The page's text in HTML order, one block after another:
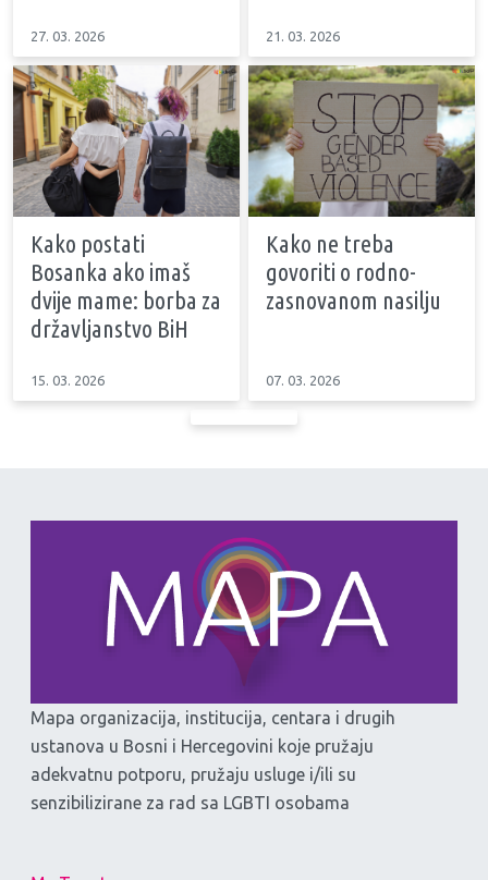
27. 03. 2026 21. 03. 2026
Kako postati
Bosanka ako imaš
dvije mame: borba za
državljanstvo BiH
15. 03. 2026
Kako ne treba
govoriti o rodno-
zasnovanom nasilju
07. 03. 2026
Mapa organizacija, institucija, centara i drugih
ustanova u Bosni i Hercegovini koje pružaju
adekvatnu potporu, pružaju usluge i/ili su
senzibilizirane za rad sa LGBTI osobama